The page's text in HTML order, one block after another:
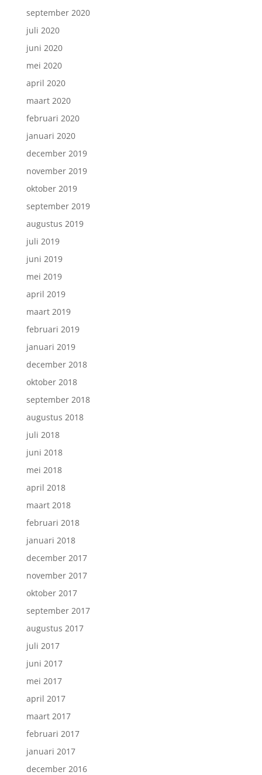
september 2020
juli 2020
juni 2020
mei 2020
april 2020
maart 2020
februari 2020
januari 2020
december 2019
november 2019
oktober 2019
september 2019
augustus 2019
juli 2019
juni 2019
mei 2019
april 2019
maart 2019
februari 2019
januari 2019
december 2018
oktober 2018
september 2018
augustus 2018
juli 2018
juni 2018
mei 2018
april 2018
maart 2018
februari 2018
januari 2018
december 2017
november 2017
oktober 2017
september 2017
augustus 2017
juli 2017
juni 2017
mei 2017
april 2017
maart 2017
februari 2017
januari 2017
december 2016